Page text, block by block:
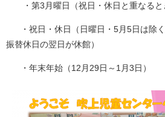
・第3月曜日（祝日・休日と重なると
・祝日・休日（日曜日・5月5日は除
振替休日の翌日が休館）
・年末年始（12月29日～1月3日）